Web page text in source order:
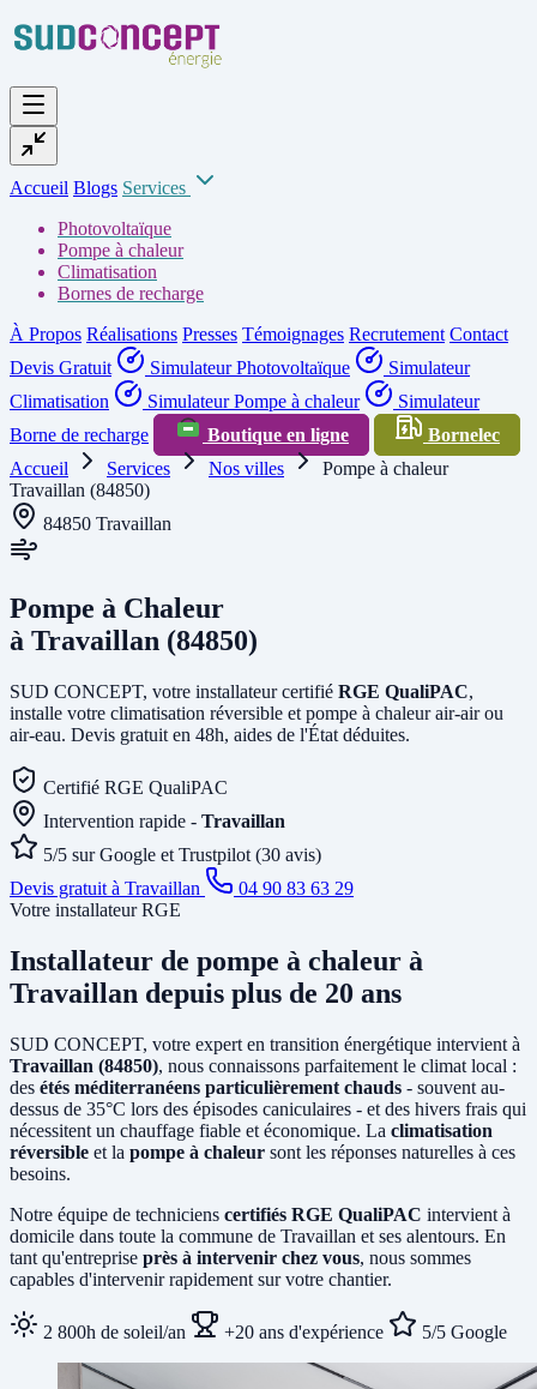
Accueil Blogs Services
Photovoltaïque
Pompe à chaleur
Climatisation
Bornes de recharge
À Propos Réalisations Presses Témoignages Recrutement Contact
Devis Gratuit
Simulateur Photovoltaïque
Simulateur
Climatisation
Simulateur Pompe à chaleur
Simulateur
Borne de recharge
Boutique en ligne
Bornelec
Accueil
Services Nos villes
Pompe à chaleur
Travaillan (84850)
84850 Travaillan
Pompe à Chaleur
à Travaillan (84850)
SUD CONCEPT, votre installateur certifié RGE QualiPAC,
installe votre climatisation réversible et pompe à chaleur air-air ou
air-eau. Devis gratuit en 48h, aides de l'État déduites.
Certifié RGE QualiPAC
Intervention rapide - Travaillan
5/5 sur Google et Trustpilot (30 avis)
Devis gratuit à Travaillan
04 90 83 63 29
Votre installateur RGE
Installateur de pompe à chaleur à
Travaillan depuis plus de 20 ans
SUD CONCEPT, votre expert en transition énergétique intervient à
Travaillan (84850), nous connaissons parfaitement le climat local :
des étés méditerranéens particulièrement chauds - souvent au-
dessus de 35°C lors des épisodes caniculaires - et des hivers frais qui
nécessitent un chauffage fiable et économique. La climatisation
réversible et la pompe à chaleur sont les réponses naturelles à ces
besoins.
Notre équipe de techniciens certifiés RGE QualiPAC intervient à
domicile dans toute la commune de Travaillan et ses alentours. En
tant qu'entreprise près à intervenir chez vous, nous sommes
capables d'intervenir rapidement sur votre chantier.
2 800h de soleil/an +20 ans d'expérience 5/5 Google